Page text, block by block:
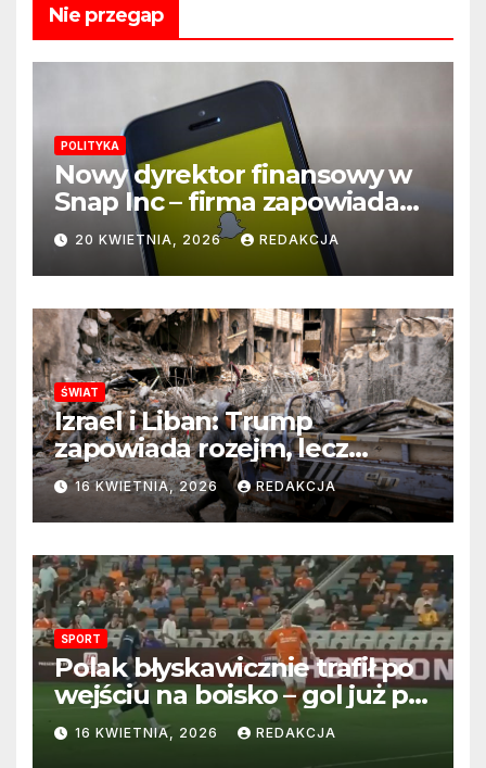
Nie przegap
POLITYKA
Nowy dyrektor finansowy w
Snap Inc – firma zapowiada
zmianę na kluczowym
stanowisku
20 KWIETNIA, 2026 REDAKCJA
ŚWIAT
Izrael i Liban: Trump
zapowiada rozejm, lecz
perspektywa zakończenia
wojny wciąż odległa
16 KWIETNIA, 2026 REDAKCJA
SPORT
Polak błyskawicznie trafił po
wejściu na boisko – gol już po
22 sekundach!
16 KWIETNIA, 2026 REDAKCJA